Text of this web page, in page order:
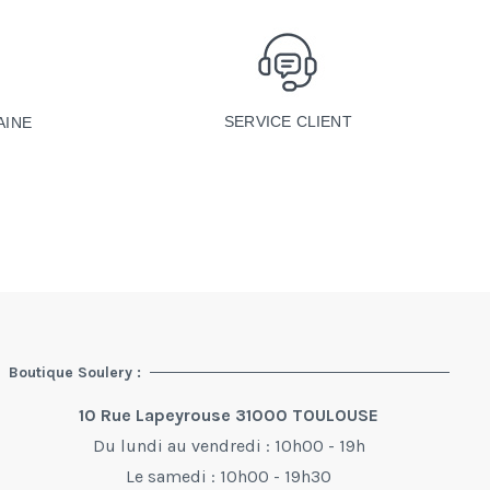
SERVICE CLIENT
Boutique Soulery :
10 Rue Lapeyrouse 31000 TOULOUSE
Du lundi au vendredi : 10h00 - 19h
Le samedi : 10h00 - 19h30